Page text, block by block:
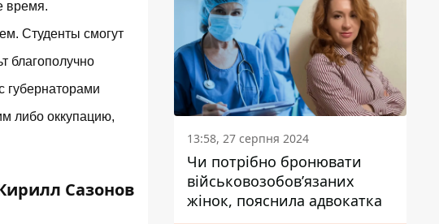
время.
Студенты смогут
благополучно
губернаторами
либо оккупацию,
Сазонов
13:58, 27 серпня 2024
Чи потрібно бронювати
військовозобов’язаних
жінок, пояснила адвокатка